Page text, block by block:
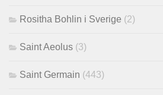
Rositha Bohlin i Sverige (2)
Saint Aeolus (3)
Saint Germain (443)